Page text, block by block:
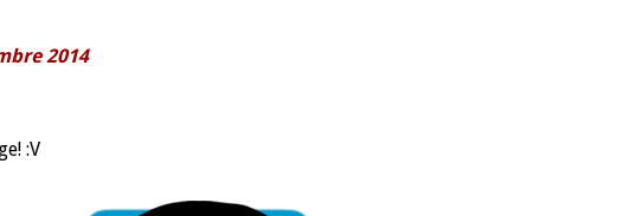
2014
:V